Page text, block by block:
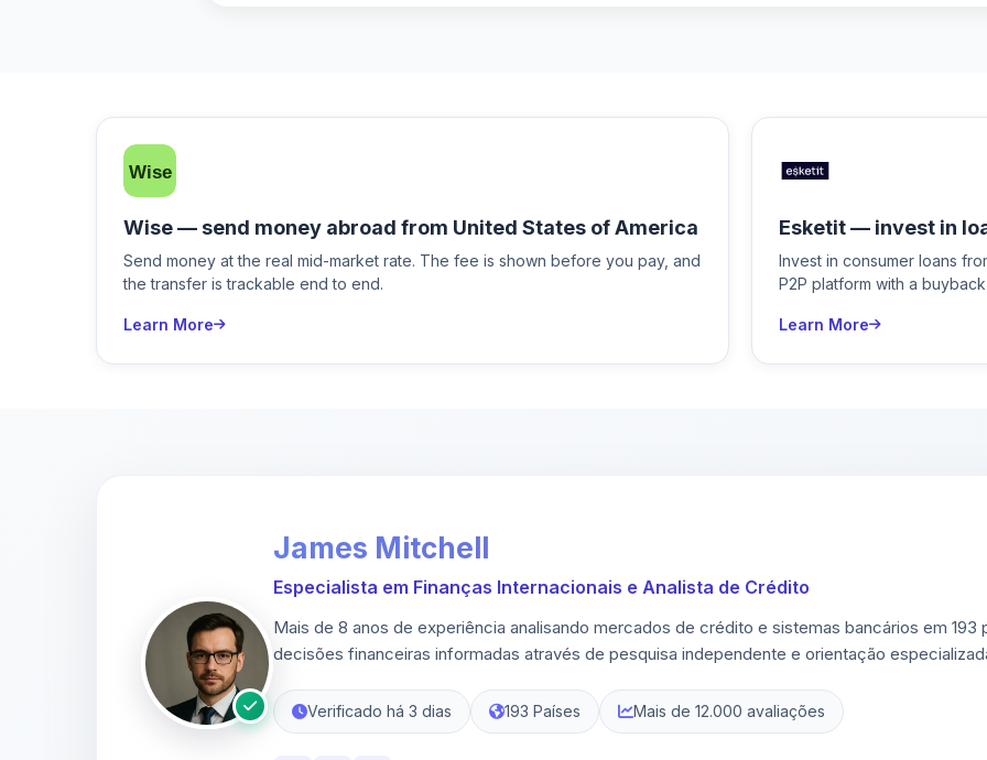
Wise — send money abroad from United States of America
Send money at the real mid-market rate. The fee is shown before you pay, and
the transfer is trackable end to end.
Learn More
Esketit — invest in
Invest in consumer loans
P2P platform with a
Learn More
James Mitchell
Especialista em Finanças Internacionais e Analista de Crédito
Mais de 8 anos de experiência analisando mercados de crédito e sistemas bancários em
decisões financeiras informadas através de pesquisa independente e orientação
Verificado há 3 dias 193 Países Mais de 12.000 avaliações